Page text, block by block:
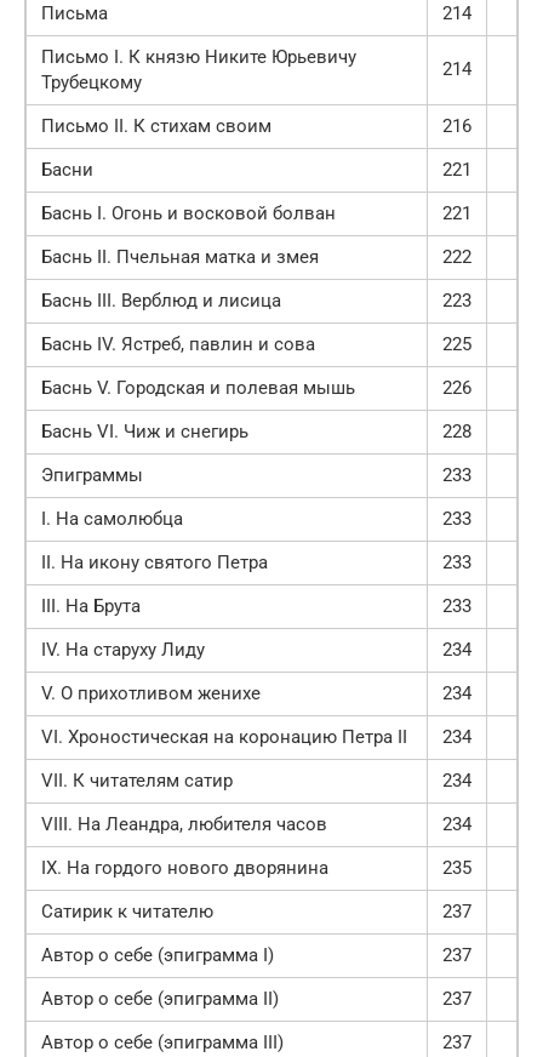
Письма
214
Письмо I. К князю Никите Юрьевичу
Трубецкому
214
Письмо II. К стихам своим
216
Басни
221
Баснь I. Огонь и восковой болван
221
Баснь II. Пчельная матка и змея
222
Баснь III. Верблюд и лисица
223
Баснь IV. Ястреб, павлин и сова
225
Баснь V. Городская и полевая мышь
226
Баснь VI. Чиж и снегирь
228
Эпиграммы
233
I. На самолюбца
233
II. На икону святого Петра
233
III. На Брута
233
IV. На старуху Лиду
234
V. О прихотливом женихе
234
VI. Хроностическая на коронацию Петра II
234
VII. К читателям сатир
234
VIII. На Леандра, любителя часов
234
IX. На гордого нового дворянина
235
Сатирик к читателю
237
Автор о себе (эпиграмма I)
237
Автор о себе (эпиграмма II)
237
Автор о себе (эпиграмма III)
237